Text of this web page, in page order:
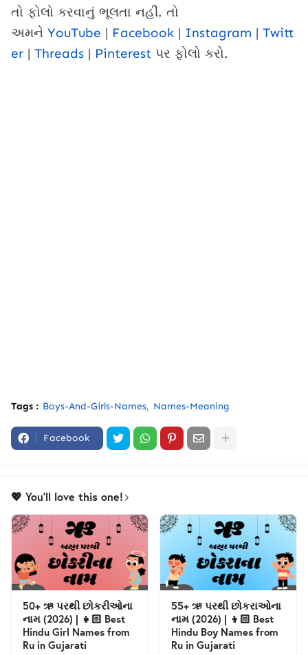
તો ફોલો કરવાનું ભૂલતા નહીં. તો
અમને YouTube | Facebook | Instagram | Twitt
er | Threads | Pinterest પર ફોલો કરો.
Tags : Boys-And-Girls-Names Names-Meaning
Facebook
💖 You'll love this one!
50+ ઋ પરથી છોકરીઓના
નામ (2026) | 👧🏻 Best
Hindu Girl Names from
Ru in Gujarati
55+ ઋ પરથી છોકરાઓના
નામ (2026) | 👦🏻 Best
Hindu Boy Names from
Ru in Gujarati